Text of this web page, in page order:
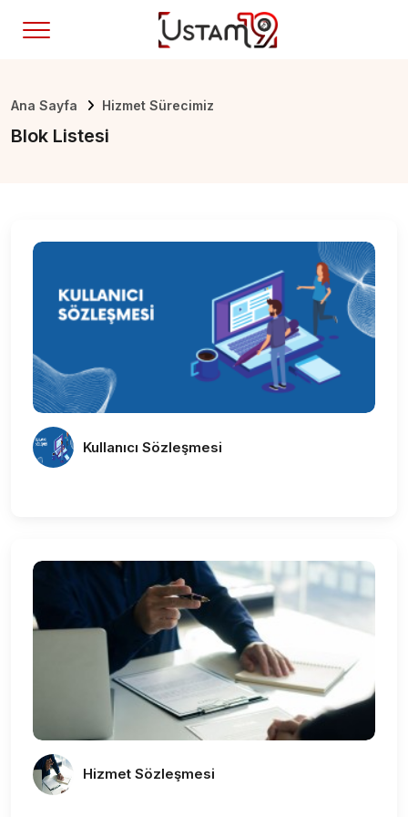
Ana Sayfa Hizmet Sürecimiz
Blok Listesi
Kullanıcı Sözleşmesi
Hizmet Sözleşmesi